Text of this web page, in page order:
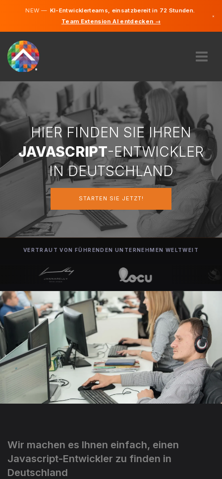
NEW —KI-Entwicklerteams, einsatzbereit in 72 Stunden.
Team Extension AI entdecken →
×
ÜBER UNS
EXPERTISE
WIE FUNKTIONIERT ES?
KARRIERE
FINDEN
DEUTSCHLAND
STARTEN SIE JETZT
HIER FINDEN SIE IHREN
JAVASCRIPT-ENTWICKLER
IN DEUTSCHLAND
STARTEN SIE JETZT!
VERTRAUT VON FÜHRENDEN UNTERNEHMEN WELTWEIT
Wir machen es Ihnen einfach, einen
Javascript-Entwickler zu finden in
Deutschland